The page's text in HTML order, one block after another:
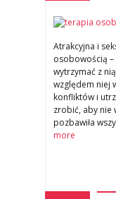
Atrakcyjna i
osobowością
wytrzymać z
względem niej
konfliktów i
zrobić, aby nie
pozbawiła
more